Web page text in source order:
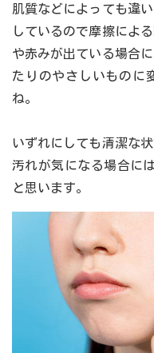
肌質などによっても違
しているので摩擦によ
や赤みが出ている場合
たりのやさしいものに
ね。
いずれにしても清潔な
汚れが気になる場合に
と思います。